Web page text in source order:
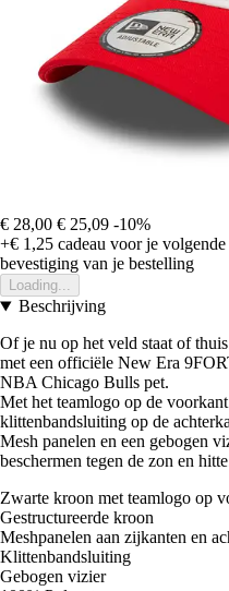
€ 28,00 € 25,09 -10%
+€ 1,25 cadeau voor je
bevestiging van je bestelling
Loading...
Beschrijving
Of je nu op het veld staat of
met een officiële New Era
NBA Chicago Bulls pet.
Met het teamlogo op de
klittenbandsluiting op de
Mesh panelen en een gebogen
beschermen tegen de zon en
Zwarte kroon met teamlogo op
Gestructureerde kroon
Meshpanelen aan zijkanten en
Klittenbandsluiting
Gebogen vizier